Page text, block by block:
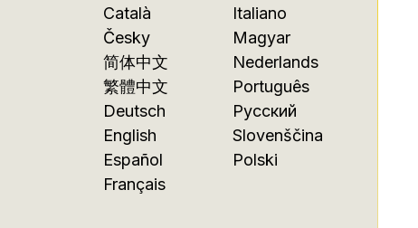
Català
Česky
简体中文
繁體中文
Deutsch
English
Español
Français
Italiano
Magyar
Nederlands
Português
Русский
Slovenščina
Polski